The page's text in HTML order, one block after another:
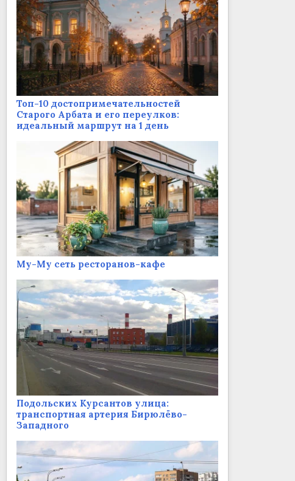
Топ-10 достопримечательностей
Старого Арбата и его переулков:
идеальный маршрут на 1 день
Му-Му сеть ресторанов-кафе
Подольских Курсантов улица:
транспортная артерия Бирюлёво-
Западного